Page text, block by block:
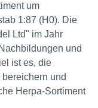
um
1:87 (H0). Die
Ltd" im Jahr
und
ist es, die
und
Herpa-Sortiment